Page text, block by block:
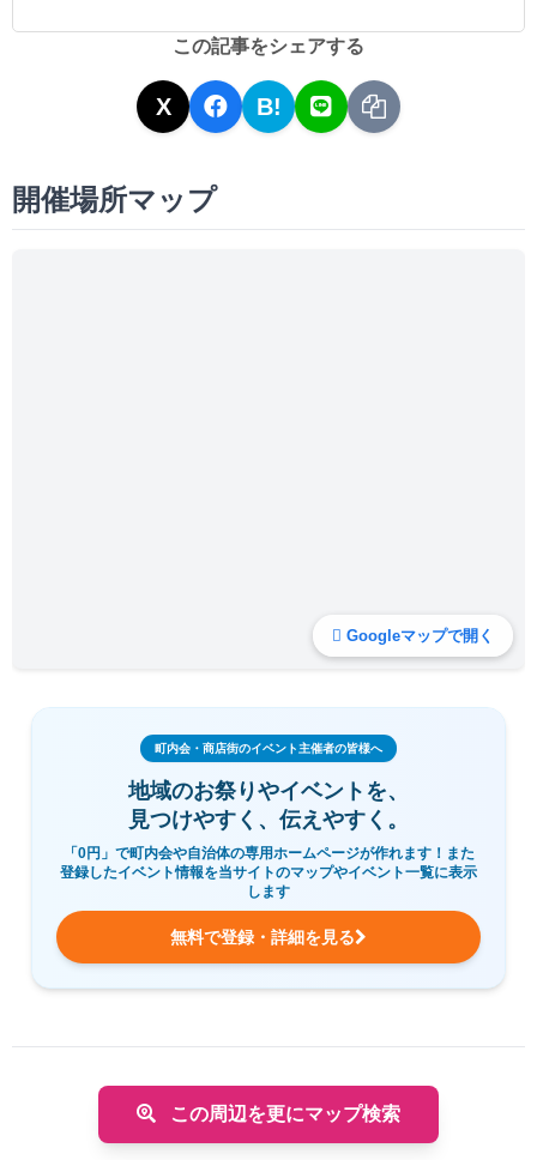
この記事をシェアする
X B!
開催場所マップ
Googleマップで開く
町内会・商店街のイベント主催者の皆様へ
地域のお祭りやイベントを、
見つけやすく、伝えやすく。
「0円」で町内会や自治体の専用ホームページが作れます！また
登録したイベント情報を当サイトのマップやイベント一覧に表示
します
無料で登録・詳細を見る
この周辺を更にマップ検索